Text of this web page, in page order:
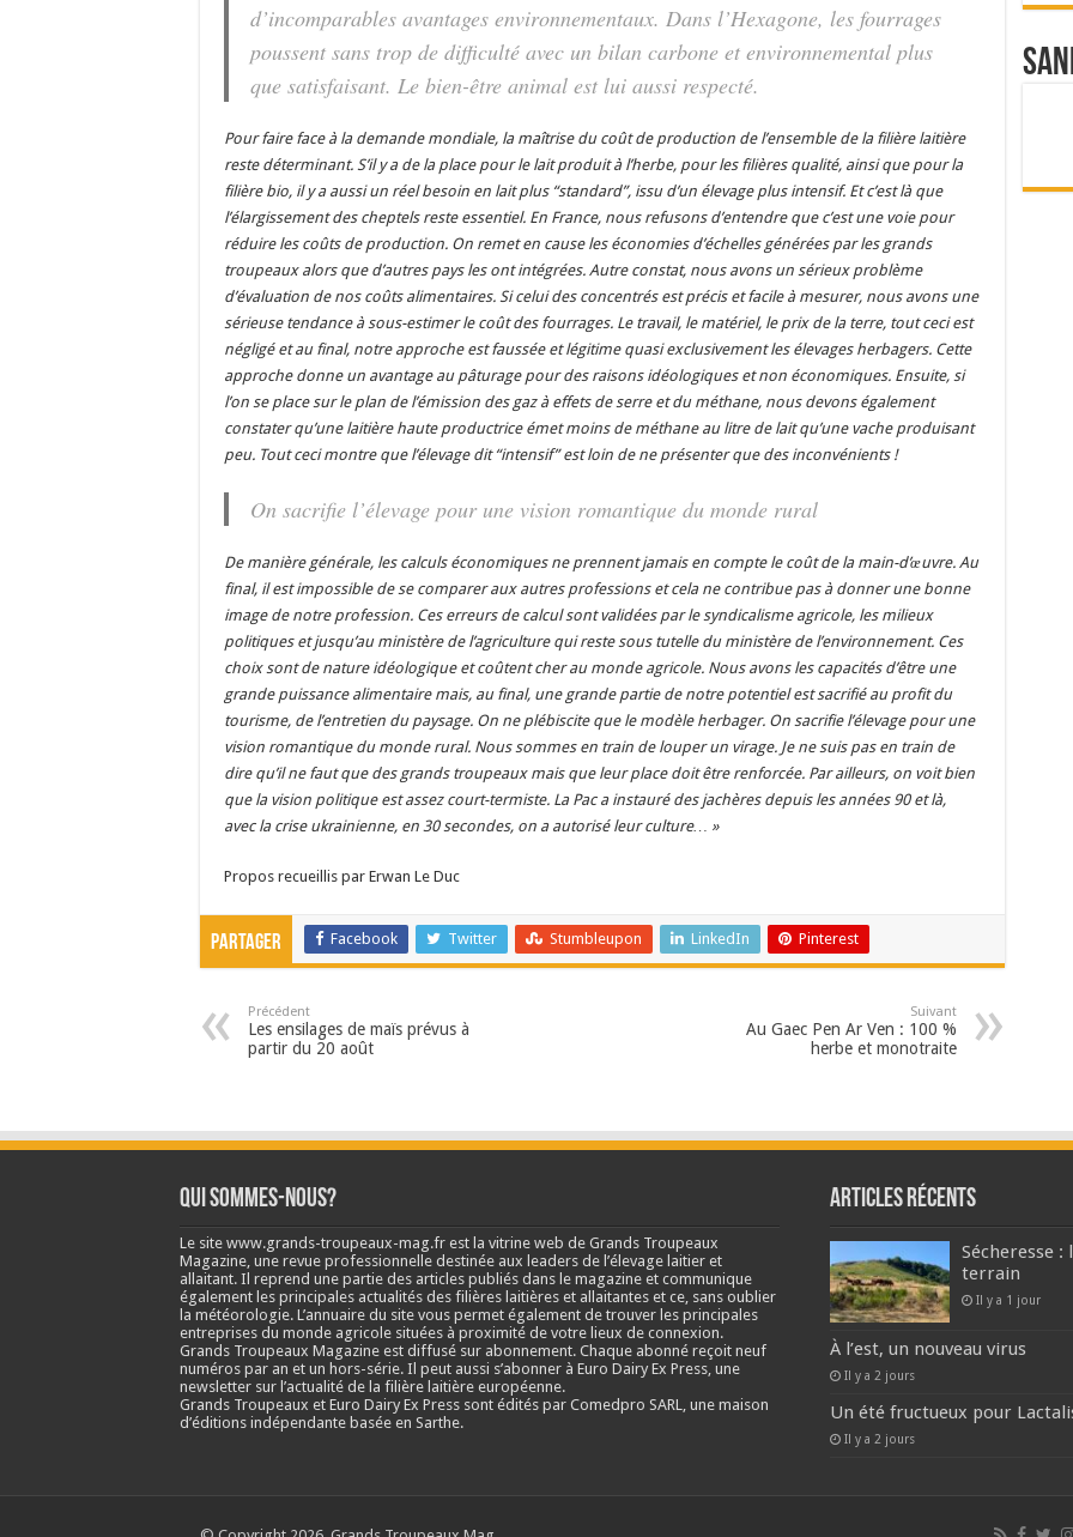
d’incomparables avantages environnementaux. Dans l’Hexagone, les fourrages
poussent sans trop de difficulté avec un bilan carbone et environnemental plus
que satisfaisant. Le bien-être animal est lui aussi respecté.
Pour faire face à la demande mondiale, la maîtrise du coût de production de l’ensemble de la filière laitière
reste déterminant. S’il y a de la place pour le lait produit à l’herbe, pour les filières qualité, ainsi que pour la
filière bio, il y a aussi un réel besoin en lait plus “standard”, issu d’un élevage plus intensif. Et c’est là que
l’élargissement des cheptels reste essentiel. En France, nous refusons d’entendre que c’est une voie pour
réduire les coûts de production. On remet en cause les économies d’échelles générées par les grands
troupeaux alors que d’autres pays les ont intégrées. Autre constat, nous avons un sérieux problème
d’évaluation de nos coûts alimentaires. Si celui des concentrés est précis et facile à mesurer, nous avons une
sérieuse tendance à sous-estimer le coût des fourrages. Le travail, le matériel, le prix de la terre, tout ceci est
négligé et au final, notre approche est faussée et légitime quasi exclusivement les élevages herbagers. Cette
approche donne un avantage au pâturage pour des raisons idéologiques et non économiques. Ensuite, si
l’on se place sur le plan de l’émission des gaz à effets de serre et du méthane, nous devons également
constater qu’une laitière haute productrice émet moins de méthane au litre de lait qu’une vache produisant
peu. Tout ceci montre que l’élevage dit “intensif” est loin de ne présenter que des inconvénients !
On sacrifie l’élevage pour une vision romantique du monde rural
De manière générale, les calculs économiques ne prennent jamais en compte le coût de la main-d’œuvre. Au
final, il est impossible de se comparer aux autres professions et cela ne contribue pas à donner une bonne
image de notre profession. Ces erreurs de calcul sont validées par le syndicalisme agricole, les milieux
politiques et jusqu’au ministère de l’agriculture qui reste sous tutelle du ministère de l’environnement. Ces
choix sont de nature idéologique et coûtent cher au monde agricole. Nous avons les capacités d’être une
grande puissance alimentaire mais, au final, une grande partie de notre potentiel est sacrifié au profit du
tourisme, de l’entretien du paysage. On ne plébiscite que le modèle herbager. On sacrifie l’élevage pour une
vision romantique du monde rural. Nous sommes en train de louper un virage. Je ne suis pas en train de
dire qu’il ne faut que des grands troupeaux mais que leur place doit être renforcée. Par ailleurs, on voit bien
que la vision politique est assez court-termiste. La Pac a instauré des jachères depuis les années 90 et là,
avec la crise ukrainienne, en 30 secondes, on a autorisé leur culture… »
Propos recueillis par Erwan Le Duc
Partager Facebook Twitter Stumbleupon LinkedIn Pinterest
Précédent
Les ensilages de maïs prévus à
partir du 20 août
Suivant
Au Gaec Pen Ar Ven : 100 %
herbe et monotraite
Qui sommes-nous?
Le site www.grands-troupeaux-mag.fr est la vitrine web de Grands Troupeaux
Magazine, une revue professionnelle destinée aux leaders de l’élevage laitier et
allaitant. Il reprend une partie des articles publiés dans le magazine et communique
également les principales actualités des filières laitières et allaitantes et ce, sans oublier
la météorologie. L’annuaire du site vous permet également de trouver les principales
entreprises du monde agricole situées à proximité de votre lieux de connexion.
Grands Troupeaux Magazine est diffusé sur abonnement. Chaque abonné reçoit neuf
numéros par an et un hors-série. Il peut aussi s’abonner à Euro Dairy Ex Press, une
newsletter sur l’actualité de la filière laitière européenne.
Grands Troupeaux et Euro Dairy Ex Press sont édités par Comedpro SARL, une maison
d’éditions indépendante basée en Sarthe.
Articles récents
Sécheresse
terrain
Il y a 1 jour
À l’est, un nouveau virus
Il y a 2 jours
Un été fructueux pour
Il y a 2 jours